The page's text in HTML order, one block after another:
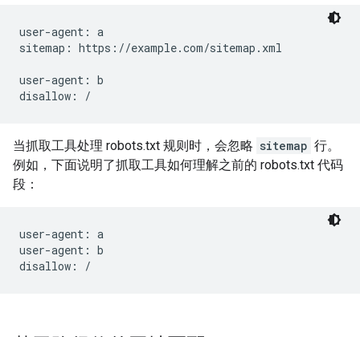
user-agent: a
sitemap: https://example.com/sitemap.xml
user-agent: b
disallow: /
当抓取工具处理 robots.txt 规则时，会忽略 sitemap 行。
例如，下面说明了抓取工具如何理解之前的 robots.txt 代码
段：
user-agent: a
user-agent: b
disallow: /